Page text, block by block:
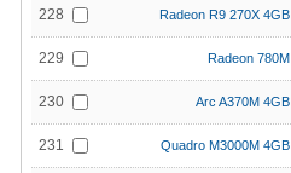
228 Radeon R9 270X 4GB
229 Radeon 780M
230 Arc A370M 4GB
231 Quadro M3000M 4GB